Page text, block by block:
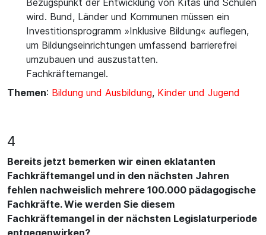
Bezugspunkt der Entwicklung von Kitas und Schulen
wird. Bund, Länder und Kommunen müssen ein
Investitionsprogramm »Inklusive Bildung« auflegen,
um Bildungseinrichtungen umfassend barrierefrei
umzubauen und auszustatten.
Fachkräftemangel.
Themen: Bildung und Ausbildung, Kinder und Jugend
4
Bereits jetzt bemerken wir einen eklatanten
Fachkräftemangel und in den nächsten Jahren
fehlen nachweislich mehrere 100.000 pädagogische
Fachkräfte. Wie werden Sie diesem
Fachkräftemangel in der nächsten Legislaturperiode
entgegenwirken?